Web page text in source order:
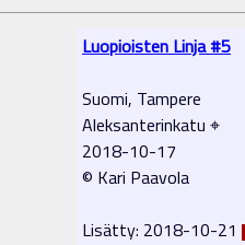
Luopioisten Linja #5
Suomi, Tampere
Aleksanterinkatu ⌖
2018-10-17
© Kari Paavola
Lisätty: 2018-10-21